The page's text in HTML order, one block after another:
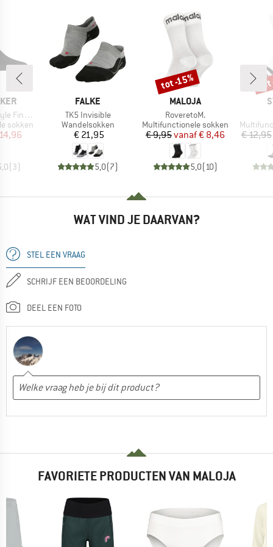
No Show
sokken
prijs
(3)
MERK
FALKE
Artikel
TK5 Invisible
Productgroep
Wandelsokken
Prijs
€ 21,95
5,0(7)
MERK
MALOJA
Artikel
RoveretoM.
Productgroep
Multifunctionele sokken
Prijs
€ 9,95 Verlaagde prijs
vanaf€ 8,46
5,0(10)
Korting
tot -15%
€ 12,95
WAT VIND JE DAARVAN?
STEL EEN VRAAG
SCHRIJF EEN BEOORDELING
DEEL EEN FOTO
FAVORIETE PRODUCTEN VAN MALOJA